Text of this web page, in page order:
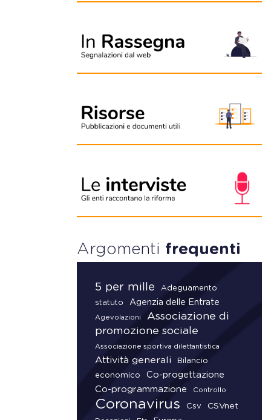
Argomenti frequenti
5 per mille
Adeguamento
statuto
Agenzia delle Entrate
Agevolazioni
Associazione di
promozione sociale
Associazione sportiva dilettantistica
Attività generali
Bilancio
economico
Co-progettazione
Co-programmazione
Controllo
Coronavirus Csv CSVnet